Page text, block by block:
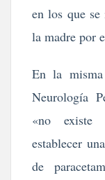
en los que
la madre por
En la
Neurología
«no existe
establecer
de